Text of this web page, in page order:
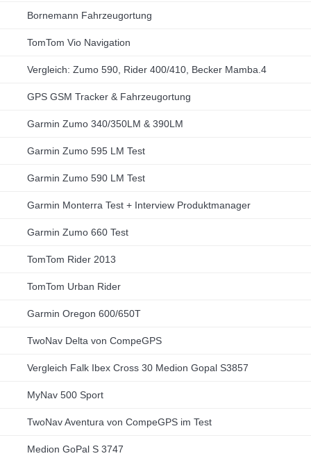
Bornemann Fahrzeugortung
TomTom Vio Navigation
Vergleich: Zumo 590, Rider 400/410, Becker Mamba.4
GPS GSM Tracker & Fahrzeugortung
Garmin Zumo 340/350LM & 390LM
Garmin Zumo 595 LM Test
Garmin Zumo 590 LM Test
Garmin Monterra Test + Interview Produktmanager
Garmin Zumo 660 Test
TomTom Rider 2013
TomTom Urban Rider
Garmin Oregon 600/650T
TwoNav Delta von CompeGPS
Vergleich Falk Ibex Cross 30 Medion Gopal S3857
MyNav 500 Sport
TwoNav Aventura von CompeGPS im Test
Medion GoPal S 3747